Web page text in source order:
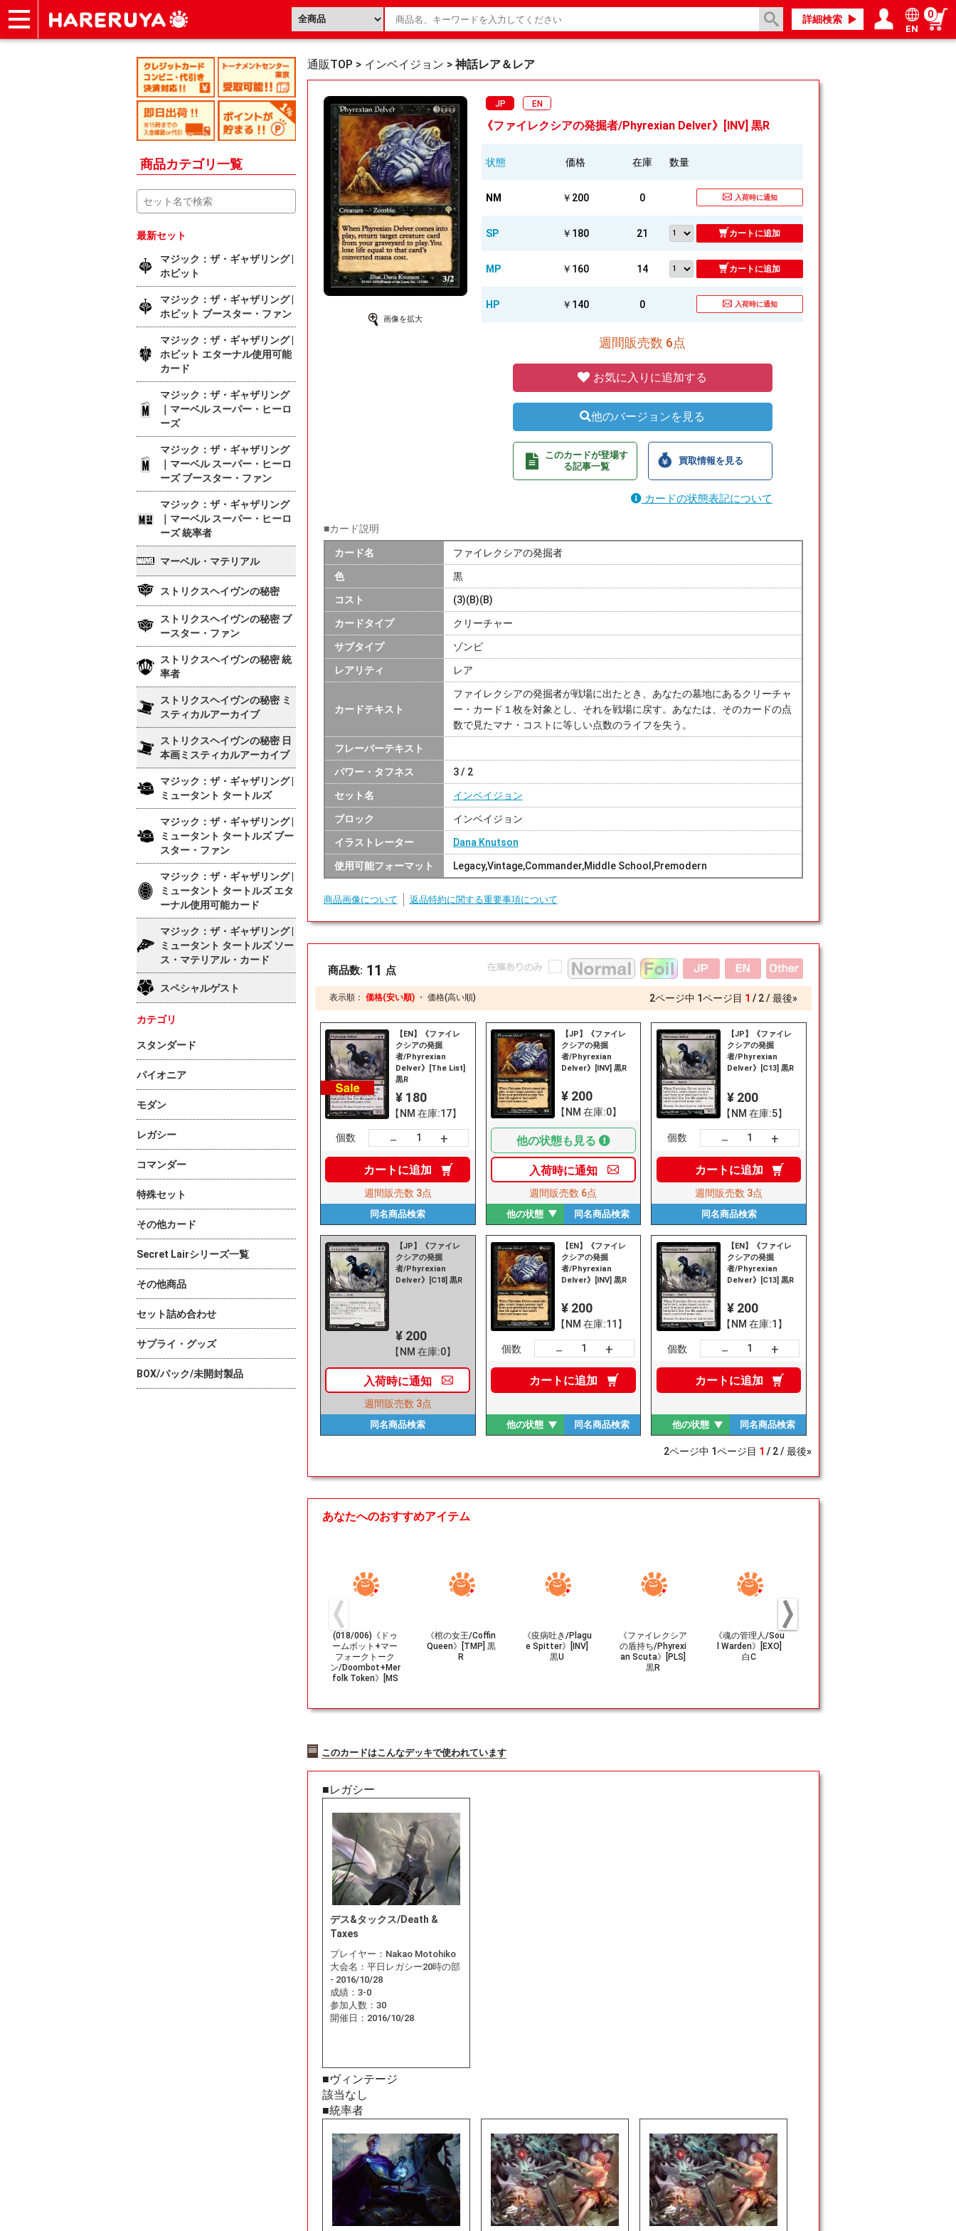
詳細検索
EN
0
商品カテゴリ一覧
通販TOP > インベイジョン > 神話レア＆レア
画像を拡大
JP EN
《ファイレクシアの発掘者/Phyrexian Delver》[INV] 黒R
状態 価格 在庫 数量
NM ￥200 0 入荷時に通知
SP ￥180 21 カートに追加
MP ￥160 14 カートに追加
HP ￥140 0 入荷時に通知
週間販売数 6点
お気に入りに追加する
他のバージョンを見る
このカードが登場す
る記事一覧
買取情報を見る
カードの状態表記について
■カード説明
カード名 ファイレクシアの発掘者
色 黒
コスト (3)(B)(B)
カードタイプ クリーチャー
サブタイプ ゾンビ
レアリティ レア
カードテキスト
ファイレクシアの発掘者が戦場に出たとき、あなたの墓地にあるクリーチャ
ー・カード１枚を対象とし、それを戦場に戻す。あなたは、そのカードの点
数で見たマナ・コストに等しい点数のライフを失う。
フレーバーテキスト
パワー・タフネス 3 / 2
セット名 インベイジョン
ブロック インベイジョン
イラストレーター Dana Knutson
使用可能フォーマット Legacy,Vintage,Commander,Middle School,Premodern
商品画像について 返品特約に関する重要事項について
商品数: 11 点
表示順： 価格(安い順) ・ 価格(高い順) 2ページ中 1ページ目 1 2 最後»
【EN】《ファイレ
クシアの発掘
者/Phyrexian
Delver》[The List]
黒R
¥ 180
【NM 在庫:17】
個数 － +
カートに追加
週間販売数 3点
同名商品検索
【JP】《ファイレ
クシアの発掘
者/Phyrexian
Delver》[INV] 黒R
¥ 200
【NM 在庫:0】
他の状態も見る
入荷時に通知
週間販売数 6点
同名商品検索
他の状態
【JP】《ファイレ
クシアの発掘
者/Phyrexian
Delver》[C13] 黒R
¥ 200
【NM 在庫:5】
個数 － +
カートに追加
週間販売数 3点
同名商品検索
【JP】《ファイレ
クシアの発掘
者/Phyrexian
Delver》[C18] 黒R
¥ 200
【NM 在庫:0】
入荷時に通知
週間販売数 3点
同名商品検索
【EN】《ファイレ
クシアの発掘
者/Phyrexian
Delver》[INV] 黒R
¥ 200
【NM 在庫:11】
個数 － +
カートに追加
同名商品検索
他の状態
【EN】《ファイレ
クシアの発掘
者/Phyrexian
Delver》[C13] 黒R
¥ 200
【NM 在庫:1】
個数 － +
カートに追加
同名商品検索
他の状態
2ページ中 1ページ目 1 2 最後»
あなたへのおすすめアイテム
(018/006)《ドゥ
ームボット+マー
フォークトーク
ン/Doombot+Mer
folk Token》[MS
《棺の女王/Coffin
Queen》[TMP] 黒
R
《疫病吐き/Plagu
e Spitter》[INV]
黒U
《ファイレクシア
の盾持ち/Phyrexi
an Scuta》[PLS]
黒R
《魂の管理人/Sou
l Warden》[EXO]
白C
このカードはこんなデッキで使われています
■レガシー
デス&タックス/Death &
Taxes
プレイヤー： Nakao Motohiko
大会名： 平日レガシー20時の部
- 2016/10/28
成績： 3-0
参加人数： 30
開催日： 2016/10/28
■ヴィンテージ
該当なし
■統率者